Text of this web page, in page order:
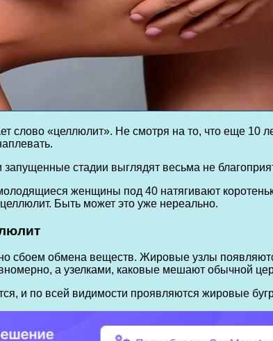
слово «целлюлит». Не смотря на то, что еще 10
запущенные стадии выглядят весьма не
женщины под 40 натягивают
Быть может это уже нереально.
сбоем обмена веществ. Жировые узлы
а узелками, каковые мешают обычной
и по всей видимости проявляются жировые